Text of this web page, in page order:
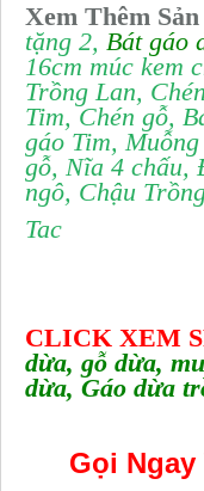
Xem Thêm
tặng 2, Bát gáo
16cm múc kem
Trồng Lan,
Tim,Chén gỗ,
gáo Tim,
gỗ, Nĩa 4 chấu,
ngô, Chậu
Tac
CLICK XEM
dừa, gỗ dừa,
dừa,Gáo dừa
Gọi Ngay